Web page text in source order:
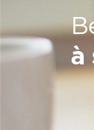
à